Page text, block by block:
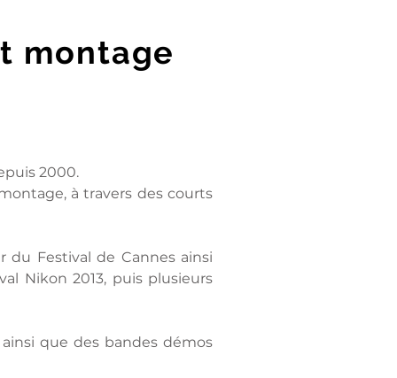
montage
2000.
à travers des courts
du Festival de Cannes ainsi
Nikon 2013, puis plusieurs
que des bandes démos